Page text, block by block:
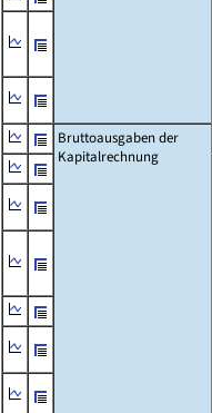
Bruttoausgaben der
Kapitalrechnung